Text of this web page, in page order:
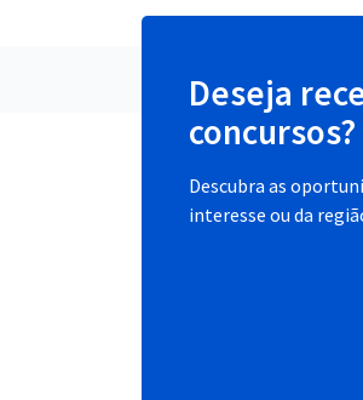
Deseja
concursos?
Descubra as
interesse ou da